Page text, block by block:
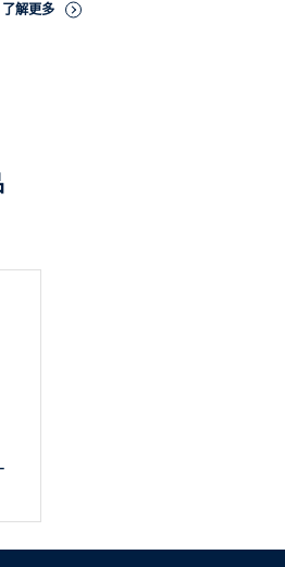
了解更多